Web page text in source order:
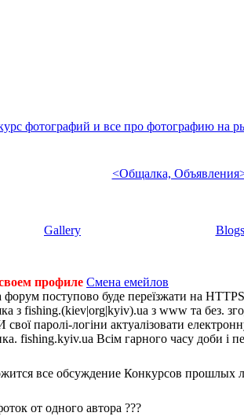
фотографий и все про фотографию на
<Общалка,
Gallery Blogs
профиле Смена емейлов
поступово буде переїзжати на
з fishing.(kiev|org|kyiv).ua з www та без.
паролі-логіни актуалізовати
fishing.kyiv.ua Всім гарного часу доби і
все обсуждение Конкурсов прошлых
от одного автора ???